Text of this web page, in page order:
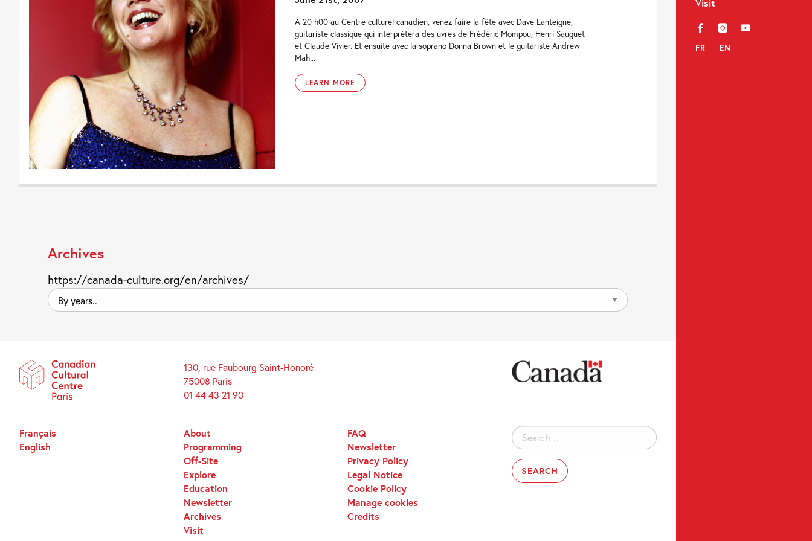
Visit
f i y
FR EN
À 20 h00 au Centre culturel canadien, venez faire la fête avec Dave Lanteigne,
guitariste classique qui interprétera des uvres de Frédéric Mompou, Henri Sauguet
et Claude Vivier. Et ensuite avec la soprano Donna Brown et le guitariste Andrew
Mah...
LEARN MORE
Archives
https://canada-culture.org/en/archives/
By
years..
130, rue Faubourg Saint-Honoré
75008 Paris
01 44 43 21 90
Search
for:
About
Programming
Off-Site
Explore
Education
Newsletter
Archives
Visit
FAQ
Newsletter
Privacy Policy
Legal Notice
Cookie Policy
Manage cookies
Credits
Français
English